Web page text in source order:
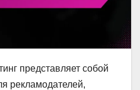
представляет собой
рекламодателей,